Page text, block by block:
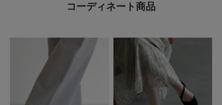
コーディネート商品